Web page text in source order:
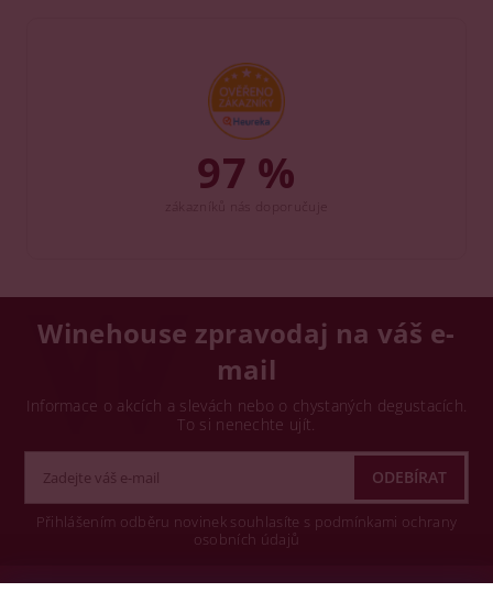
97 %
Winehouse zpravodaj na váš e-
mail
Informace o akcích a slevách nebo o chystaných degustacích.
To si nenechte ujít.
Přihlášením odběru novinek souhlasíte s podmínkami ochrany
osobních údajů